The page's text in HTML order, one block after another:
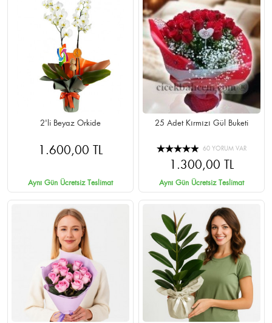
2'li Beyaz Orkide
1.600,00 TL
Aynı Gün Ücretsiz Teslimat
25 Adet Kırmızı Gül Buketi
60 YORUM VAR
1.300,00 TL
Aynı Gün Ücretsiz Teslimat